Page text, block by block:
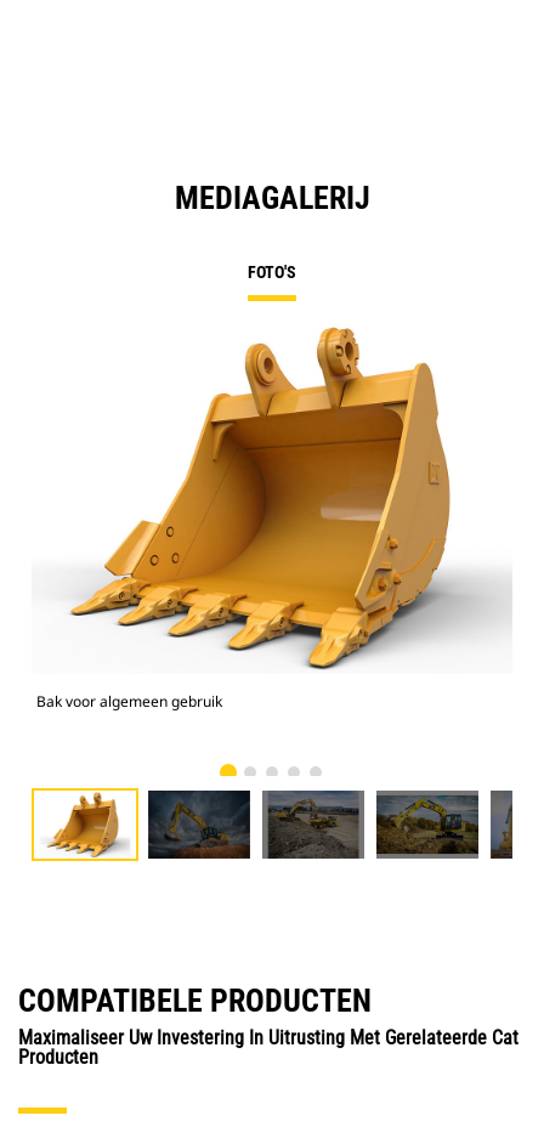
MEDIAGALERIJ
FOTO'S
Bak voor algemeen gebruik
COMPATIBELE PRODUCTEN
Maximaliseer Uw Investering In Uitrusting Met Gerelateerde Cat
Producten